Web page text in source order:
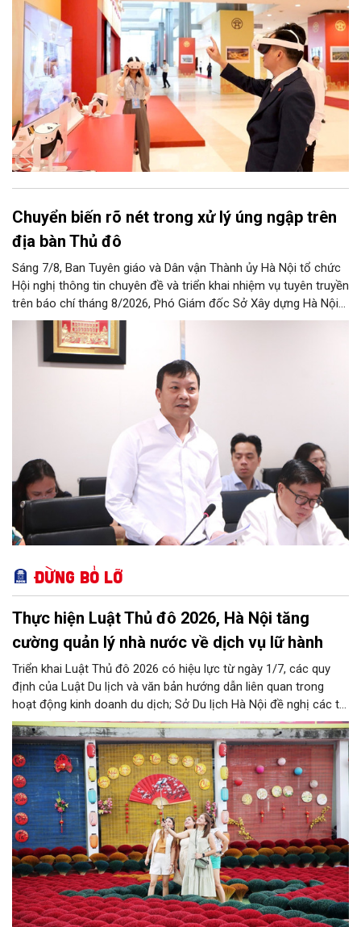
đô.
Chuyển biến rõ nét trong xử lý úng ngập trên
địa bàn Thủ đô
Sáng 7/8, Ban Tuyên giáo và Dân vận Thành ủy Hà Nội tổ chức
Hội nghị thông tin chuyên đề và triển khai nhiệm vụ tuyên truyền
trên báo chí tháng 8/2026, Phó Giám đốc Sở Xây dựng Hà Nội
Trương Hải Long đã thông tin về việc tổ chức triển khai thực
hiện các giải pháp về xử lý úng ngập trên địa bàn thành phố.
Đừng bỏ lỡ
Thực hiện Luật Thủ đô 2026, Hà Nội tăng
cường quản lý nhà nước về dịch vụ lữ hành
Triển khai Luật Thủ đô 2026 có hiệu lực từ ngày 1/7, các quy
định của Luật Du lịch và văn bản hướng dẫn liên quan trong
hoạt động kinh doanh du dịch; Sở Du lịch Hà Nội đề nghị các tổ
chức, đơn vị, doanh nghiệp kinh doanh dịch vụ lữ hành trên địa
bàn thành phố thực hiện một số nội dung quan trọng. Qua đó
góp phần thực hiện thắng lợi các mục tiêu phát triển du lịch Hà
Nội năm 2026 và giai đoạn tiếp theo.